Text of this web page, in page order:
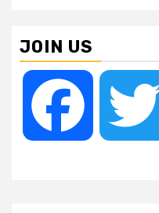
JOIN US
Facebook